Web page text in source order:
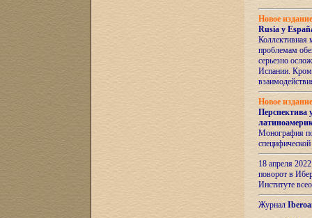
Новое
Rusia y
Коллективная
проблемам
серьезно
Испании.
Новое
Перспектива
Монография
18 апреля
поворот в
Институте
Журнал